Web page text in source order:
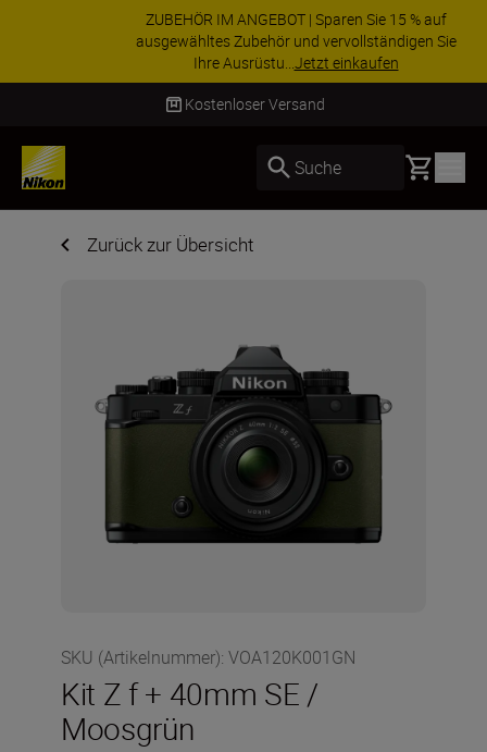
ZUBEHÖR IM ANGEBOT | Sparen Sie 15 % auf
ausgewähltes Zubehör und vervollständigen Sie
Ihre Ausrüstu...Jetzt einkaufen
Lieferung innerhalb von 2–4 Werktagen
Suche Basket
Zurück zur Übersicht
SKU (Artikelnummer): VOA120K001GN
Kit Z f + 40mm SE /
Moosgrün